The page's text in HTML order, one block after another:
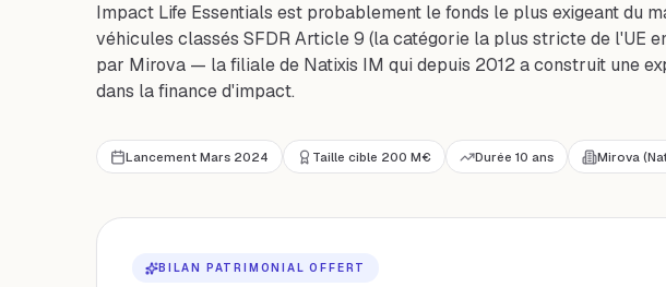
Impact Life Essentials est probablement le fonds le plus exigeant du
véhicules classés SFDR Article 9 (la catégorie la plus stricte de l'UE
par Mirova — la filiale de Natixis IM qui depuis 2012 a construit une
dans la finance d'impact.
Lancement Mars 2024 Taille cible 200 M€ Durée 10 ans Mirova
BILAN PATRIMONIAL OFFERT